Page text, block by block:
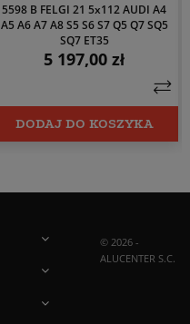
5598 B FELGI 21 5x112 AUDI A4
A5 A6 A7 A8 S5 S6 S7 Q5 Q7 SQ5
SQ7 ET35
Cena
5 197,00 zł
DODAJ DO KOSZYKA
© 2026 -
ALUCENTER S.C.